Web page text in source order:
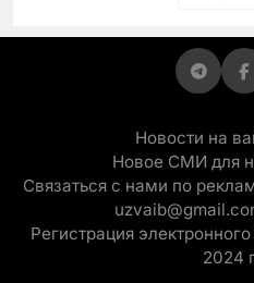
Новости на
Новое СМИ для
Связаться с нами по
Регистрация
2024